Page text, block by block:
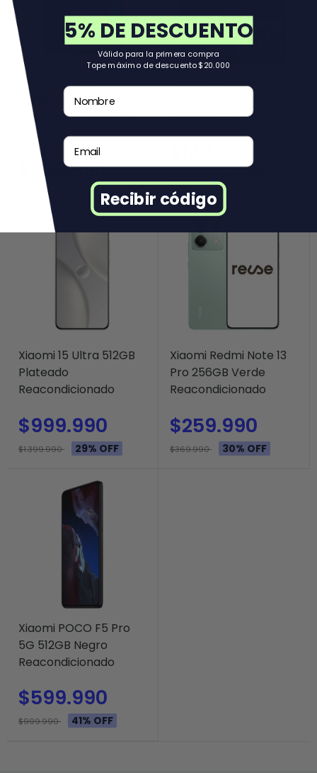
XIAOMI 12 256GB
NEGRO
REACONDICIONADO
$359.990
Xiaomi Redmi Note 10
Reacondicionado
Xiaomi 15 Ultra 512GB
Plateado
Reacondicionado
$999.990
$1.399.990 29% OFF
Xiaomi Redmi Note 13
Pro 256GB Verde
Reacondicionado
$259.990
$369.990 30% OFF
Xiaomi POCO F5 Pro
5G 512GB Negro
Reacondicionado
$599.990
$999.990 41% OFF
5% DE DESCUENTO
Válido para la primera compra
Tope máximo de descuento $20.000
Nombre
Email
Recibir código